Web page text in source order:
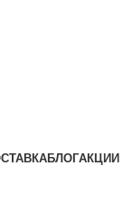
БЛОГАКЦИИ